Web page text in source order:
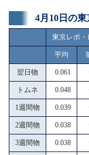
4月10日の
東京レポ・
平均
翌日物 0.061
トムネ 0.048
1週間物 0.039
2週間物 0.038
3週間物 0.038